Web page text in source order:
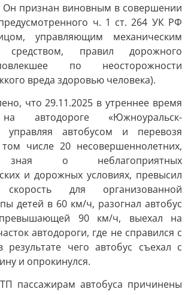
Он признан виновным в совершении
ч. 1 ст. 264 УК РФ
управляющим механическим
средством, правил дорожного
по неосторожности
вреда здоровью человека).
что 29.11.2025 в утреннее время
автодороге «Южноуральск-
управляя автобусом и перевозя
числе 20 несовершеннолетних,
зная о неблагоприятных
и дорожных условиях, превысил
скорость для организованной
детей в 60 км/ч, разогнал автобус
90 км/ч, выехал на
автодороги, где не справился с
результате чего автобус съехал с
и опрокинулся.
пассажирам автобуса причинены